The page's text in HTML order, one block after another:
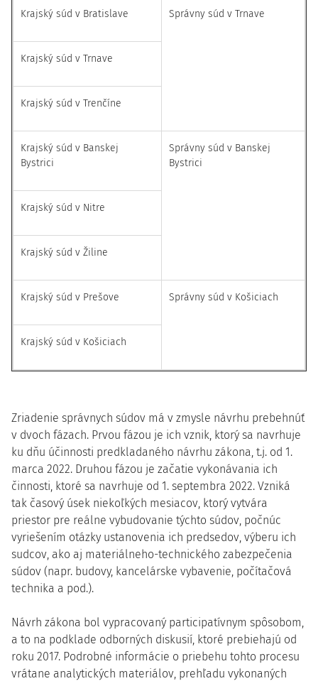
Krajský súd v Bratislave Správny súd v Trnave
Krajský súd v Trnave​
Krajský súd v Trenčíne
Krajský súd v Banskej
Bystrici
Správny súd v Banskej
Bystrici
Krajský súd v Nitre
Krajský súd v Žiline
Krajský súd v Prešove Správny súd v Košiciach
Krajský súd v Košiciach
​Zriadenie správnych súdov má v zmysle návrhu prebehnúť
v dvoch fázach. Prvou fázou je ich vznik, ktorý sa navrhuje
ku dňu účinnosti predkladaného návrhu zákona, t.j. od 1.
marca 2022. Druhou fázou je začatie vykonávania ich
činnosti, ktoré sa navrhuje od 1. septembra 2022. Vzniká
tak časový úsek niekoľkých mesiacov, ktorý vytvára
priestor pre reálne vybudovanie týchto súdov, počnúc
vyriešením otázky ustanovenia ich predsedov, výberu ich
sudcov, ako aj materiálneho-technického zabezpečenia
súdov (napr. budovy, kancelárske vybavenie, počítačová
technika a pod.).
Návrh zákona bol vypracovaný participatívnym spôsobom,
a to na podklade odborných diskusií, ktoré prebiehajú od
roku 2017. Podrobné informácie o priebehu tohto procesu
vrátane analytických materiálov, prehľadu vykonaných